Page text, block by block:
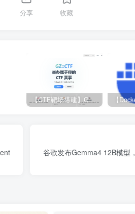
分享 收藏
【CTF靶场搭建】GZ-CTF平台
谷歌发布Gemma4 12B模型